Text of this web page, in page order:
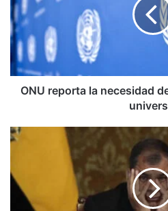
de
dar
atención
sanitaria
universal
ONU reporta la necesidad
Ecuador
Interpol
arresto